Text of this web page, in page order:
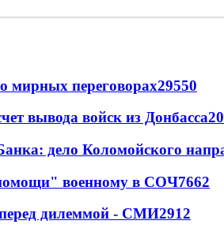
мирных переговорах29550
вывода войск из Донбасса
дело Коломойского
военному в СОЧ7662
дилеммой - СМИ2912